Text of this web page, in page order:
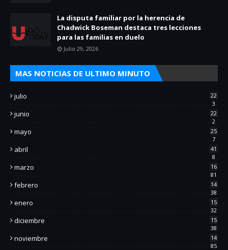
La disputa familiar por la herencia de
Chadwick Boseman destaca tres lecciones
para las familias en duelo
Julio 29, 2026
MAS NOTICIAS DE ULTIMO MINUTO
julio
22
3
junio
22
2
mayo
25
7
abril
41
8
marzo
16
81
febrero
14
38
enero
15
32
diciembre
15
38
noviembre
14
85